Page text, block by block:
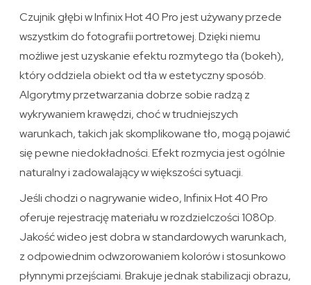
Czujnik głębi w Infinix Hot 40 Pro jest używany przede
wszystkim do fotografii portretowej. Dzięki niemu
możliwe jest uzyskanie efektu rozmytego tła (bokeh),
który oddziela obiekt od tła w estetyczny sposób.
Algorytmy przetwarzania dobrze sobie radzą z
wykrywaniem krawędzi, choć w trudniejszych
warunkach, takich jak skomplikowane tło, mogą pojawić
się pewne niedokładności. Efekt rozmycia jest ogólnie
naturalny i zadowalający w większości sytuacji.
Jeśli chodzi o nagrywanie wideo, Infinix Hot 40 Pro
oferuje rejestrację materiału w rozdzielczości 1080p.
Jakość wideo jest dobra w standardowych warunkach,
z odpowiednim odwzorowaniem kolorów i stosunkowo
płynnymi przejściami. Brakuje jednak stabilizacji obrazu,